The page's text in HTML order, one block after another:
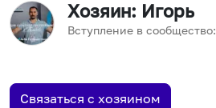
Хозяин: Игорь
Вступление в сообщество:
Связаться с хозяином